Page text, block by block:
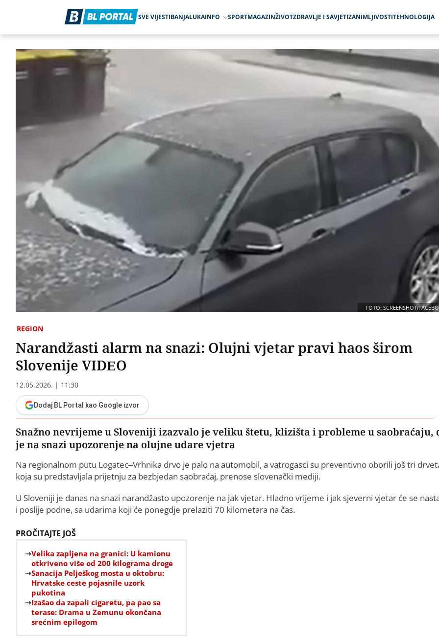
SVE VIJESTIBANJALUKAINFO SPORTMAGAZINŽIVOTZDRAVLJE I SAVJETIZANIMLJIVOSTITEHNOLOGIJA
FOTO: SCREENSHOT/
REGION
Narandžasti alarm na snazi: Olujni vjetar pravi haos širom
Slovenije VIDEO
12.05.2026. | 11:30
Dodaj BL Portal kao Google izvor
Snažno nevrijeme u Sloveniji izazvalo je veliku štetu, klizišta i probleme u saobraćaju,
je na snazi upozorenje na olujne udare vjetra
Na regionalnom putu Logatec–Vrhnika drvo je palo na automobil, a vatrogasci su preventivno oborili još tri
koja su predstavljala prijetnju za bezbjedan saobraćaj, prenose slovenački mediji.
U Sloveniji je danas na snazi narandžasto upozorenje na jak vjetar. Hladno vrijeme i jak sjeverni vjetar će se
i poslije podne, sa udarima koji će ponegdje prelaziti 70 kilometara na čas.
PROČITAJTE JOŠ
Velika zapljena na granici: U kamionu
otkriveno više od 200 kilograma droge
Sanacija Pelješkog mosta u oktobru:
Hrvatske ceste pojasnile uzork
pukotina
Izašao da zapali cigaretu, pa pao sa
terase: Drama u Zemunu okončana
srećnim epilogom